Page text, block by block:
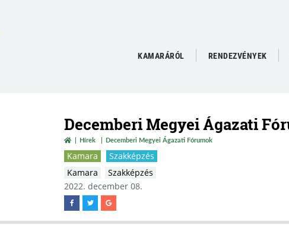
KAMARÁRÓL RENDEZVÉNYEK
Decemberi Megyei Ágazati
Hírek Decemberi Megyei Ágazati Fórumok
Kamara
Szakképzés
Kamara
Szakképzés
2022. december 08.